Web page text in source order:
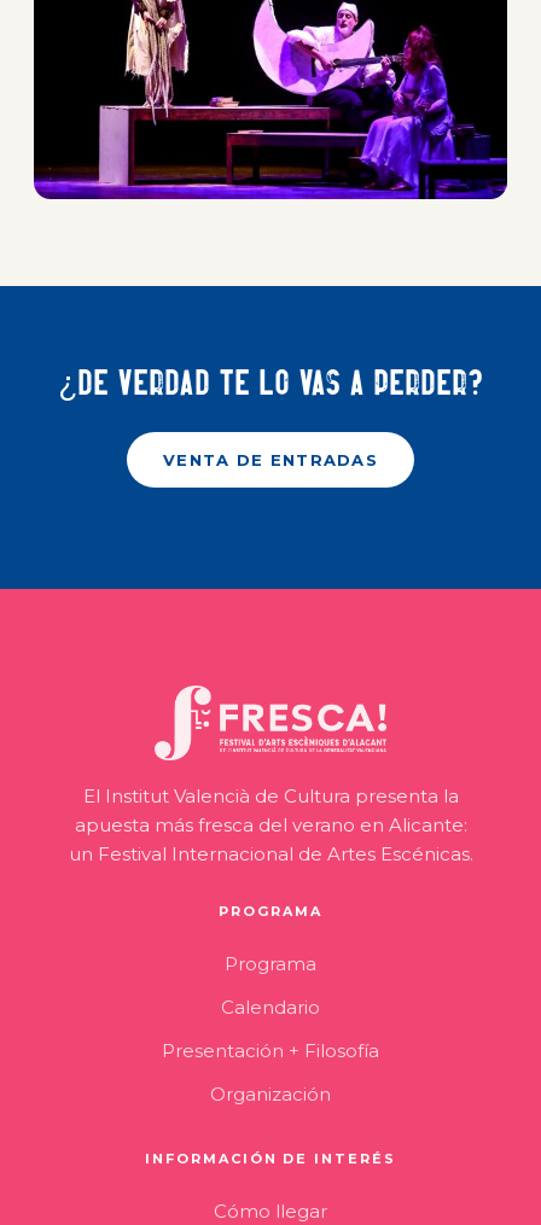
¿De verdad te lo vas a perder?
VENTA DE ENTRADAS
El Institut Valencià de Cultura presenta la
apuesta más fresca del verano en Alicante:
un Festival Internacional de Artes Escénicas.
PROGRAMA
Programa
Calendario
Presentación + Filosofía
Organización
INFORMACIÓN DE INTERÉS
Cómo llegar